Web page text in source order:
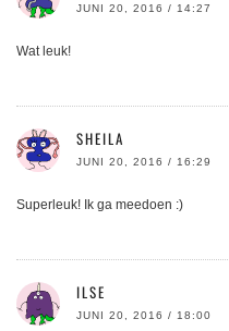
JUNI 20, 2016 / 14:27
Wat leuk!
SHEILA
JUNI 20, 2016 / 16:29
Superleuk! Ik ga meedoen :)
ILSE
JUNI 20, 2016 / 18:00